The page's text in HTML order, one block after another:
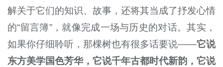
解关于它们的知识、故事，还将其当成了抒发心情
的“留言簿”，就像完成一场与历史的对话。其实，
如果你仔细聆听，那棵树也有很多话要说——它说
东方美学国色芳华，它说千年古都时代新韵，它说